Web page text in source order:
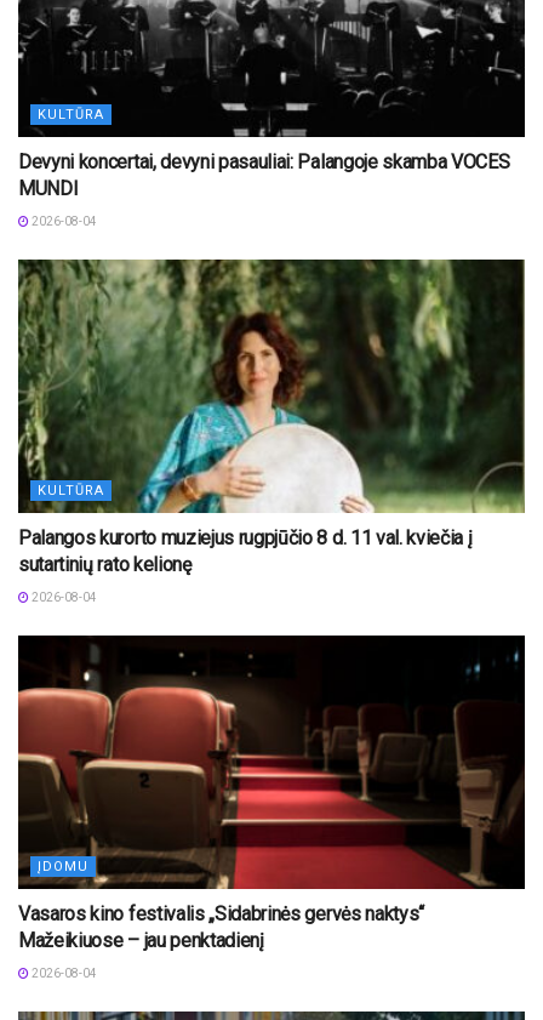
KULTŪRA
Devyni koncertai, devyni pasauliai: Palangoje skamba VOCES
MUNDI
2026-08-04
KULTŪRA
Palangos kurorto muziejus rugpjūčio 8 d. 11 val. kviečia į
sutartinių rato kelionę
2026-08-04
ĮDOMU
Vasaros kino festivalis „Sidabrinės gervės naktys“
Mažeikiuose – jau penktadienį
2026-08-04